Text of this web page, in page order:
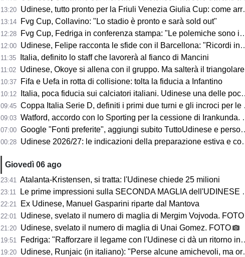
13:20 Udinese, tutto pronto per la Friuli Venezia Giulia Cup: come arrivano Barcellona e Nottingham?
13:14 Fvg Cup, Collavino: "Lo stadio è pronto e sarà sold out"
12:28 Fvg Cup, Fedriga in conferenza stampa: "Le polemiche sono inutili"
12:00 Udinese, Felipe racconta le sfide con il Barcellona: "Ricordi indelebili"
11:35 Italia, definito lo staff che lavorerà al fianco di Mancini
11:02 Udinese, Okoye si allena con il gruppo. Ma salterà il triangolare
10:37 Fifa e Uefa in rotta di collisione: tolta la fiducia a Infantino
10:12 Italia, poca fiducia sui calciatori italiani. Udinese una delle poche eccezioni
09:45 Coppa Italia Serie D, definiti i primi due turni e gli incroci per le friulane
09:03 Watford, accordo con lo Sporting per la cessione di Irankunda. Le cifre
07:00 Google "Fonti preferite", aggiungi subito TuttoUdinese e personalizza le tue notizie
00:28 Udinese 2026/27: le indicazioni della preparazione estiva e cosa ci dicono sul campionato in arrivo
Giovedì 06 ago
23:41 Atalanta-Kristensen, si tratta: l'Udinese chiede 25 milioni
23:11 Le prime impressioni sulla SECONDA MAGLIA dell'UDINESE 2026/2027
22:21 Ex Udinese, Manuel Gasparini riparte dal Mantova
22:01 Udinese, svelato il numero di maglia di Mergim Vojvoda. FOTO
21:20 Udinese, svelato il numero di maglia di Unai Gomez. FOTO
19:51 Fedriga: "Rafforzare il legame con l'Udinese ci dà un ritorno incredibile"
19:20 Udinese, Runjaic (in italiano): "Perse alcune amichevoli, ma ora arrivano le gare che conta vincere"